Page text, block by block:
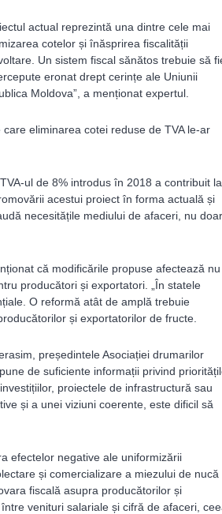
actual reprezintă una dintre cele mai
cotelor și înăsprirea fiscalității
Un sistem fiscal sănătos trebuie să
eronat drept cerințe ale Uniunii
Moldova”, a menționat expertul.
eliminarea cotei reduse de TVA le-ar
ul de 8% introdus în 2018 a contribuit la
acestui proiect în forma actuală și
necesitățile mediului de afaceri, nu doar
că modificările propuse afectează nu
producători și exportatori. „În statele
O reformă atât de amplă trebuie
și exportatorilor de fructe.
președintele Asociației drumarilor
de suficiente informații privind
proiectele de infrastructură sau
și a unei viziuni coerente, este dificil să
efectelor negative ale uniformizării
și comercializare a miezului de nucă
fiscală asupra producătorilor și
venituri salariale și cifră de afaceri,